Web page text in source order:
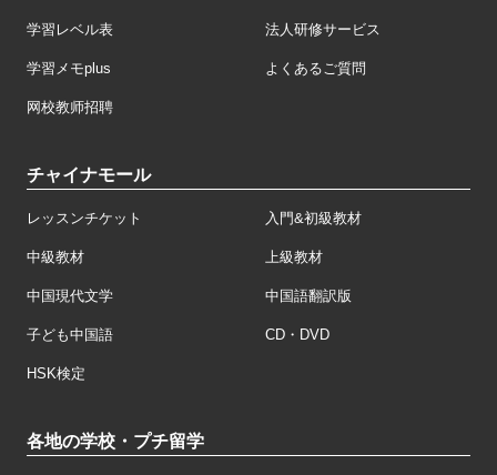
学習レベル表 法人研修サービス
学習メモplus よくあるご質問
网校教师招聘
チャイナモール
レッスンチケット 入門&初級教材
中級教材 上級教材
中国現代文学 中国語翻訳版
子ども中国語 CD・DVD
HSK検定
各地の学校・プチ留学